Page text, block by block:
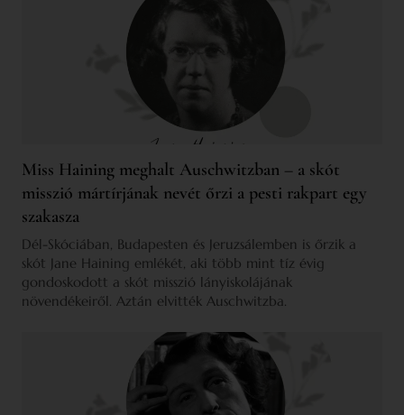
Miss Haining meghalt Auschwitzban – a skót
misszió mártírjának nevét őrzi a pesti rakpart egy
szakasza
Dél-Skóciában, Budapesten és Jeruzsálemben is őrzik a
skót Jane Haining emlékét, aki több mint tíz évig
gondoskodott a skót misszió lányiskolájának
növendékeiről. Aztán elvitték Auschwitzba.